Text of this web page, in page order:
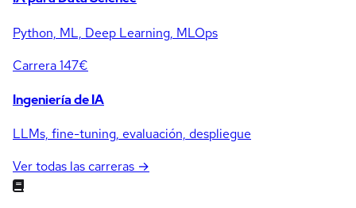
Python, ML, Deep Learning, MLOps
Carrera147€
Ingeniería de IA
LLMs, fine-tuning, evaluación, despliegue
Ver todas las carreras →